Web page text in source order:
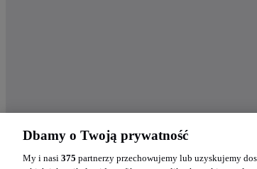
Dbamy o Twoją prywatność
My i nasi 375 partnerzy przechowujemy lub uzyskujemy